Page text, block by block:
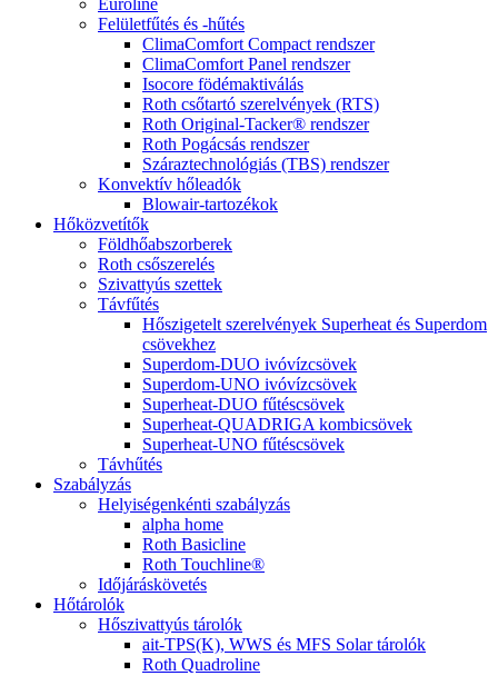
Euroline
Felületfűtés és -hűtés
ClimaComfort Compact rendszer
ClimaComfort Panel rendszer
Isocore födémaktiválás
Roth csőtartó szerelvények (RTS)
Roth Original-Tacker® rendszer
Roth Pogácsás rendszer
Száraztechnológiás (TBS) rendszer
Konvektív hőleadók
Blowair-tartozékok
Hőközvetítők
Földhőabszorberek
Roth csőszerelés
Szivattyús szettek
Távfűtés
Hőszigetelt szerelvények Superheat és Superdom
csövekhez
Superdom-DUO ivóvízcsövek
Superdom-UNO ivóvízcsövek
Superheat-DUO fűtéscsövek
Superheat-QUADRIGA kombicsövek
Superheat-UNO fűtéscsövek
Távhűtés
Szabályzás
Helyiségenkénti szabályzás
alpha home
Roth Basicline
Roth Touchline®
Időjáráskövetés
Hőtárolók
Hőszivattyús tárolók
ait-TPS(K), WWS és MFS Solar tárolók
Roth Quadroline